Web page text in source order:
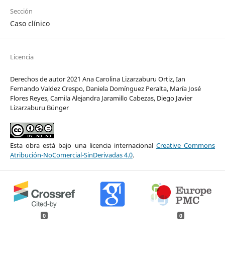
Sección
Caso clínico
Licencia
Derechos de autor 2021 Ana Carolina Lizarzaburu Ortiz, Ian
Fernando Valdez Crespo, Daniela Domínguez Peralta, María José
Flores Reyes, Camila Alejandra Jaramillo Cabezas, Diego Javier
Lizarzaburu Bünger
Esta obra está bajo una licencia internacional Creative Commons
Atribución-NoComercial-SinDerivadas 4.0.
0 0